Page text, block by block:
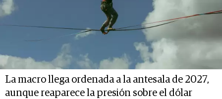
La macro llega ordenada a la antesala de 2027,
aunque reaparece la presión sobre el dólar